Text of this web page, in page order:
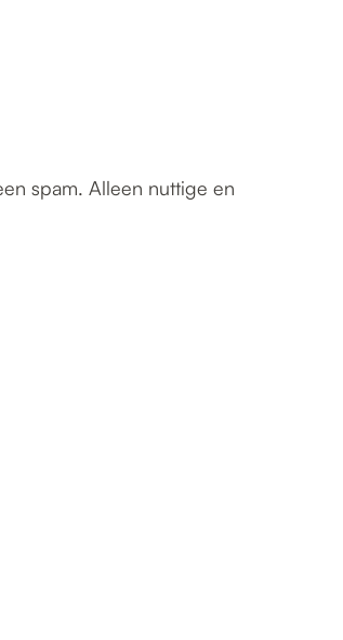
spam. Alleen nuttige en